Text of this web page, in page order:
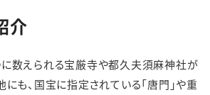
介
数えられる宝厳寺や都久夫須麻神社が
も、国宝に指定されている「唐門」や重